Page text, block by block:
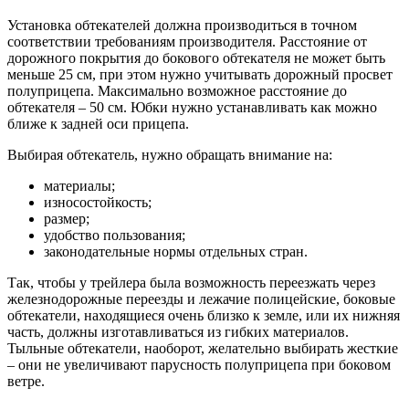
Установка обтекателей должна производиться в точном
соответствии требованиям производителя. Расстояние от
дорожного покрытия до бокового обтекателя не может быть
меньше 25 см, при этом нужно учитывать дорожный просвет
полуприцепа. Максимально возможное расстояние до
обтекателя – 50 см. Юбки нужно устанавливать как можно
ближе к задней оси прицепа.
Выбирая обтекатель, нужно обращать внимание на:
материалы;
износостойкость;
размер;
удобство пользования;
законодательные нормы отдельных стран.
Так, чтобы у трейлера была возможность переезжать через
железнодорожные переезды и лежачие полицейские, боковые
обтекатели, находящиеся очень близко к земле, или их нижняя
часть, должны изготавливаться из гибких материалов.
Тыльные обтекатели, наоборот, желательно выбирать жесткие
– они не увеличивают парусность полуприцепа при боковом
ветре.